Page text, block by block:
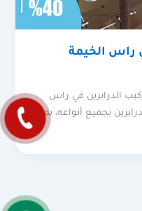
راس الخيمة
الدرابزين في راس
بجميع أنواعه، بما